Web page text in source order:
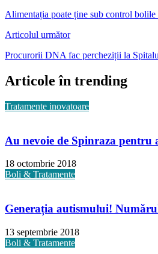
Alimentația poate ține sub control
Articolul următor
Procurorii DNA fac percheziții la
Articole în trending
Tratamente inovatoare
Au nevoie de Spinraza pentru
18 octombrie 2018
Boli & Tratamente
Generația autismului!
13 septembrie 2018
Boli & Tratamente